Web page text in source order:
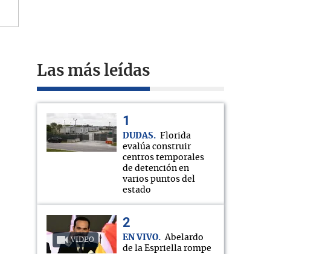
Las más leídas
DUDAS
Florida
evalúa construir
centros temporales
de detención en
varios puntos del
estado
VIDEO EN VIVO
Abelardo
de la Espriella rompe